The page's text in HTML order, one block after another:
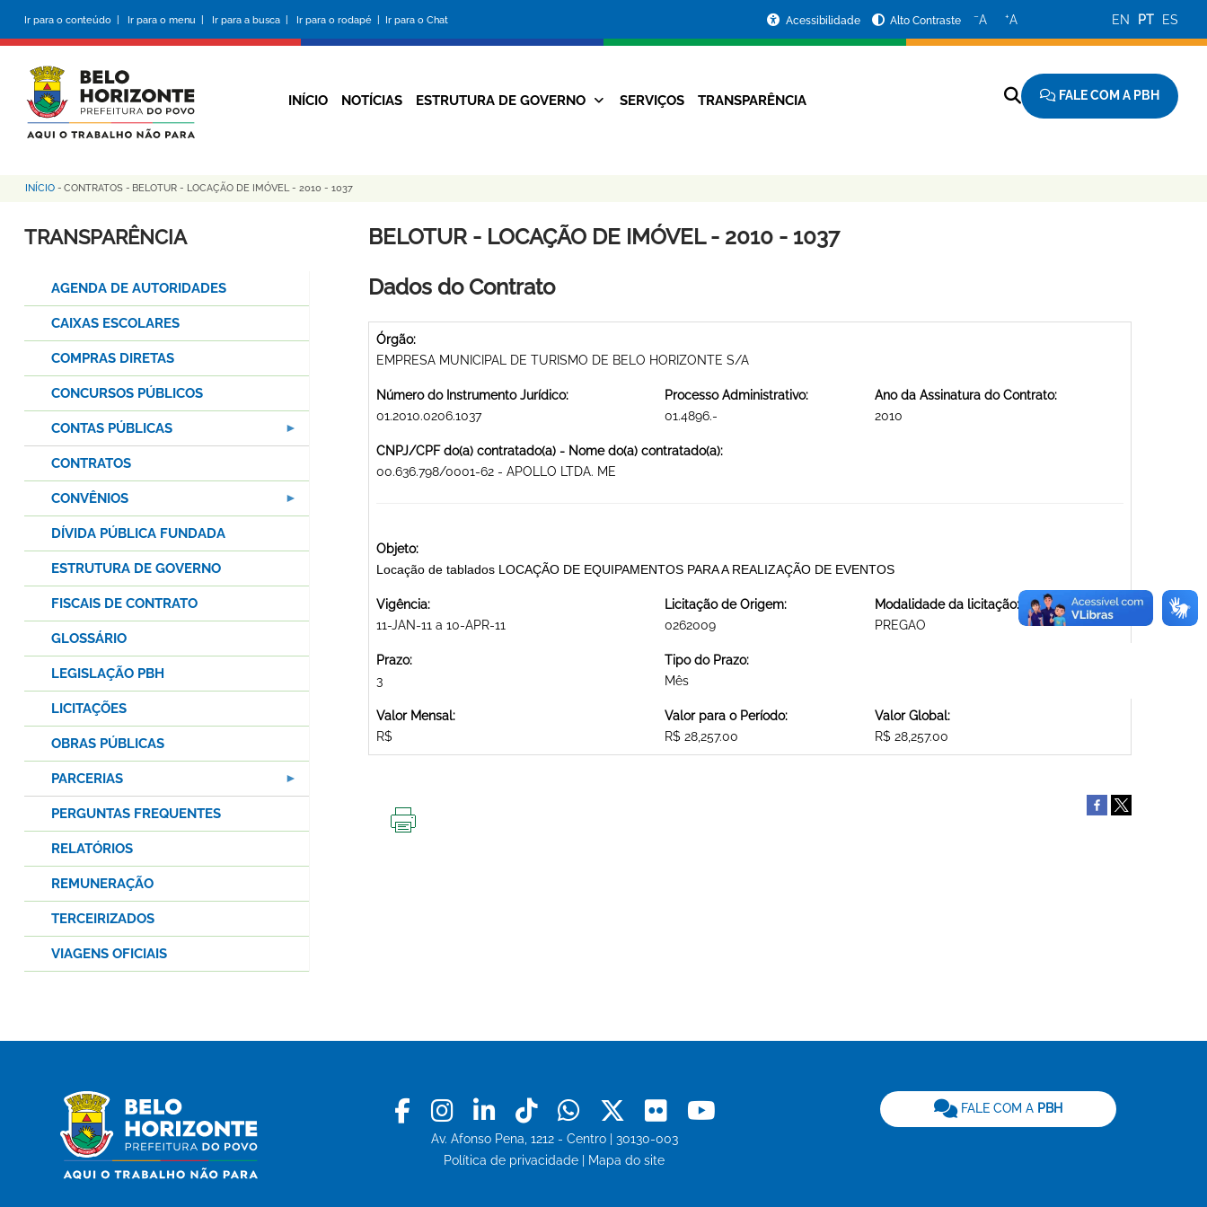
conteúdo
principal
Ir para o conteúdo | Ir para o menu | Ir para a busca | Ir para o rodapé | Ir para o Chat
da
Prefeitura
Acessibilidade Alto Contraste −A +A EN PT ES
Navegação
INÍCIO NOTÍCIAS ESTRUTURA DE GOVERNO SERVIÇOS TRANSPARÊNCIA FALE COM A PBH
Trilha
de
INÍCIO - CONTRATOS - BELOTUR - LOCAÇÃO DE IMÓVEL - 2010 - 1037
BELOTUR - LOCAÇÃO DE IMÓVEL - 2010 - 1037
Dados do Contrato
Órgão:
EMPRESA MUNICIPAL DE TURISMO DE BELO HORIZONTE S/A
Número do Instrumento Jurídico:
01.2010.0206.1037
Processo Administrativo:
01.4896.-
Ano da Assinatura do Contrato:
2010
CNPJ/CPF do(a) contratado(a) - Nome do(a) contratado(a):
00.636.798/0001-62 - APOLLO LTDA. ME
Objeto:
Locação de tablados LOCAÇÃO DE EQUIPAMENTOS PARA A REALIZAÇÃO DE EVENTOS
Vigência:
11-JAN-11 a 10-APR-11
Licitação de Origem:
0262009
Modalidade da licitação:
PREGAO
Prazo:
3
Tipo do Prazo:
Mês
Valor Mensal:
R$
Valor para o Período:
R$ 28,257.00
Valor Global:
R$ 28,257.00
TRANSPARÊNCIA
AGENDA DE AUTORIDADES
CAIXAS ESCOLARES
COMPRAS DIRETAS
CONCURSOS PÚBLICOS
CONTAS PÚBLICAS
CONTRATOS
CONVÊNIOS
DÍVIDA PÚBLICA FUNDADA
ESTRUTURA DE GOVERNO
FISCAIS DE CONTRATO
GLOSSÁRIO
LEGISLAÇÃO PBH
LICITAÇÕES
OBRAS PÚBLICAS
PARCERIAS
PERGUNTAS FREQUENTES
RELATÓRIOS
REMUNERAÇÃO
TERCEIRIZADOS
VIAGENS OFICIAIS
Facebook
Instagram
LinkedinTiktokWhatsapp
X Flickr
Av. Afonso Pena, 1212 - Centro | 30130-003
Política de privacidade
Mapa do site
FALE COM A PBH